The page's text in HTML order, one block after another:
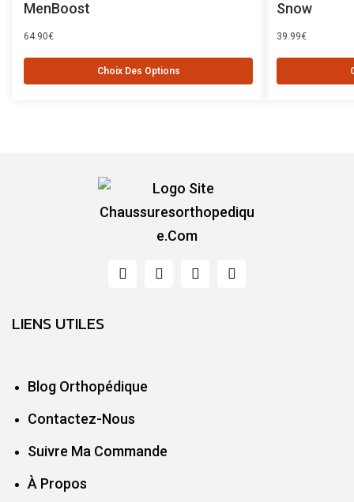
MenBoost
64.90€
Choix Des Options
Snow
39.99€
LIENS UTILES
Blog Orthopédique
Contactez-Nous
Suivre Ma Commande
À Propos